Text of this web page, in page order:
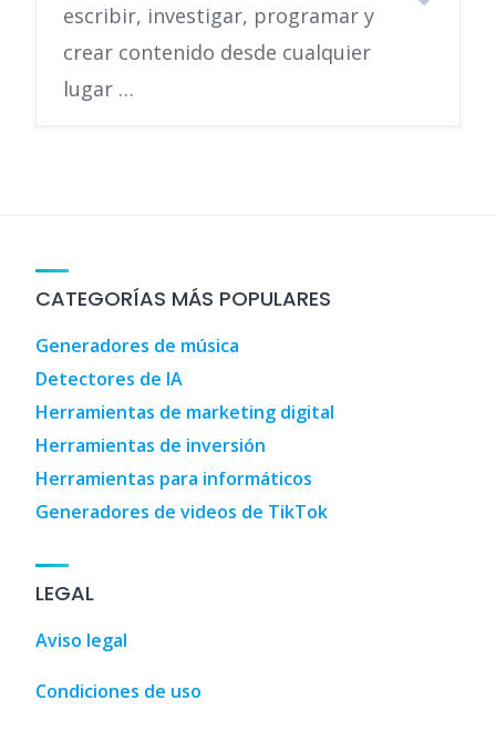
escribir, investigar, programar y
crear contenido desde cualquier
lugar …
CATEGORÍAS MÁS POPULARES
Generadores de música
Detectores de IA
Herramientas de marketing digital
Herramientas de inversión
Herramientas para informáticos
Generadores de videos de TikTok
LEGAL
Aviso legal
Condiciones de uso